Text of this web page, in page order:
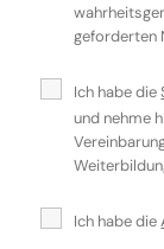
geforderten
Ich habe die
und nehme
Ich habe die